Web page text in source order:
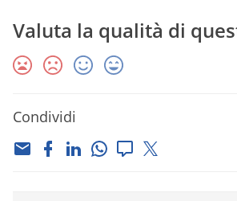
Valuta la qualità di
Condividi